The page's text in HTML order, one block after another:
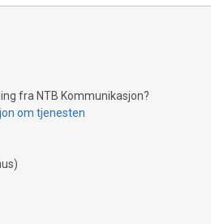
fra NTB Kommunikasjon?
om tjenesten